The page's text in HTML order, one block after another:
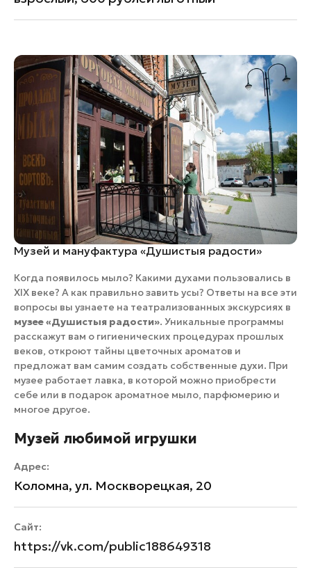
Музей и мануфактура «Душистыя радости»
Когда появилось мыло? Какими духами пользовались в
XIX веке? А как правильно завить усы? Ответы на все эти
вопросы вы узнаете на театрализованных экскурсиях в
музее «Душистыя радости». Уникальные программы
расскажут вам о гигиенических процедурах прошлых
веков, откроют тайны цветочных ароматов и
предложат вам самим создать собственные духи. При
музее работает лавка, в которой можно приобрести
себе или в подарок ароматное мыло, парфюмерию и
многое другое.
Музей любимой игрушки
Адрес:
Коломна, ул. Москворецкая, 20
Сайт:
https://vk.com/public188649318